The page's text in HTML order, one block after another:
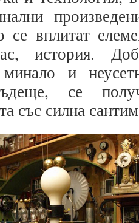
се вплитат
история.
минало и
се
със силна